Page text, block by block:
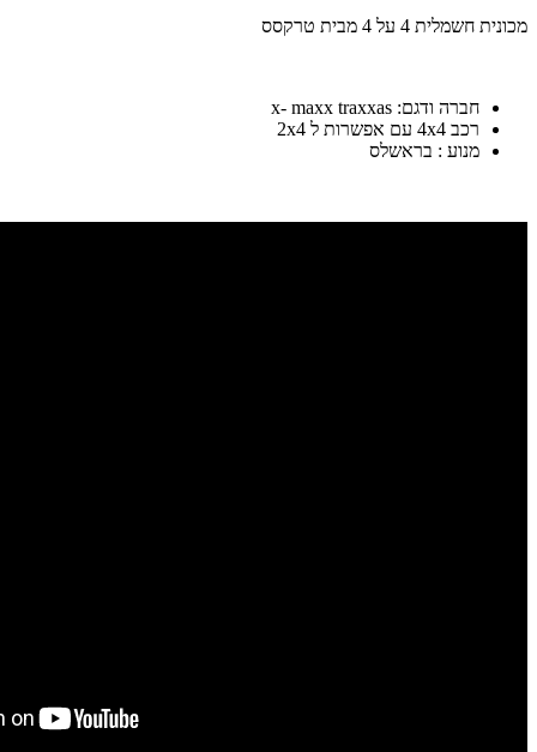
מכונית חשמלית 4 על 4 מבית טרקסס
חברה ודגם: x- maxx traxxas
רכב 4x4 עם אפשרות ל 2x4
מנוע : בראשלס